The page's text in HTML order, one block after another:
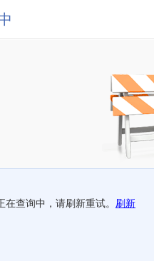
在查询中，请刷新重试。 刷新